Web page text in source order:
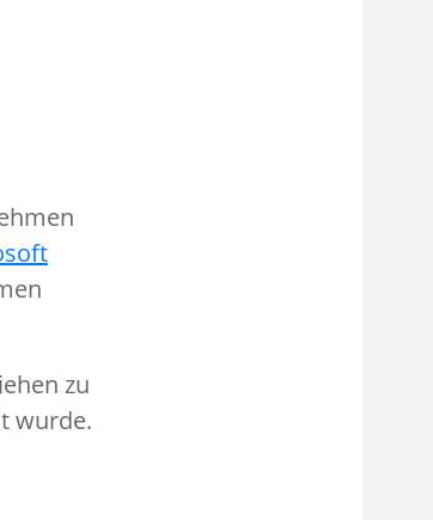
zu
wurde.